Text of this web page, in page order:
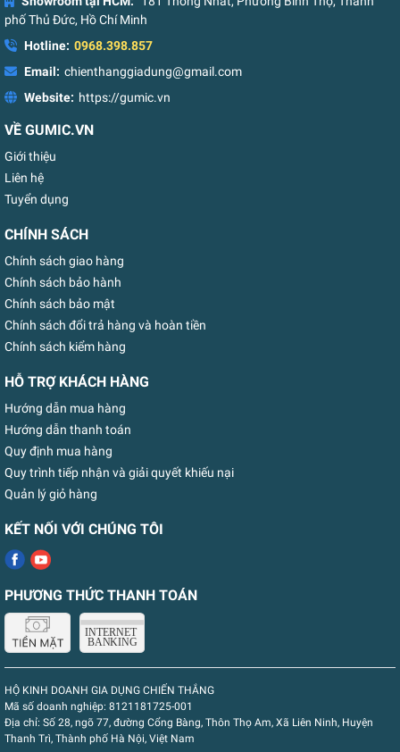
phố Thủ Đức, Hồ Chí Minh
Hotline: 0968.398.857
Email: chienthanggiadung@gmail.com
Website: https://gumic.vn
VỀ GUMIC.VN
Giới thiệu
Liên hệ
Tuyển dụng
CHÍNH SÁCH
Chính sách giao hàng
Chính sách bảo hành
Chính sách bảo mật
Chính sách đổi trả hàng và hoàn tiền
Chính sách kiểm hàng
HỖ TRỢ KHÁCH HÀNG
Hướng dẫn mua hàng
Hướng dẫn thanh toán
Quy định mua hàng
Quy trình tiếp nhận và giải quyết khiếu nại
Quản lý giỏ hàng
KẾT NỐI VỚI CHÚNG TÔI
PHƯƠNG THỨC THANH TOÁN
HỘ KINH DOANH GIA DỤNG CHIẾN THẮNG
Mã số doanh nghiệp: 8121181725-001
Địa chỉ: Số 28, ngõ 77, đường Cổng Bàng, Thôn Thọ Am, Xã Liên Ninh, Huyện
Thanh Trì, Thành phố Hà Nội, Việt Nam